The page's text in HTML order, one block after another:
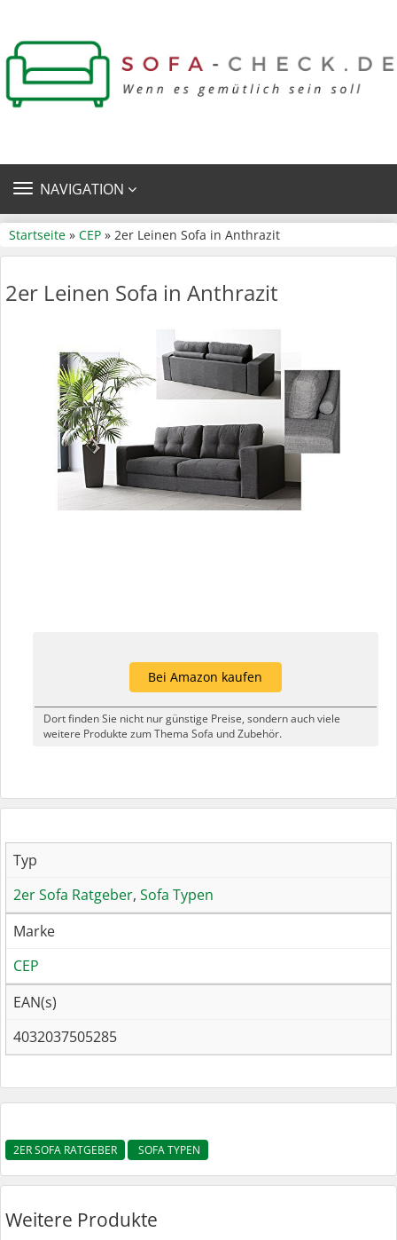
TOGGLE
NAVIGATION
Startseite » CEP » 2er Leinen Sofa in Anthrazit
2er Leinen Sofa in Anthrazit
Bei Amazon kaufen
Dort finden Sie nicht nur günstige Preise, sondern auch viele
weitere Produkte zum Thema Sofa und Zubehör.
Typ
2er Sofa Ratgeber, Sofa Typen
Marke
CEP
EAN(s)
4032037505285
2ER SOFA RATGEBER SOFA TYPEN
Weitere Produkte